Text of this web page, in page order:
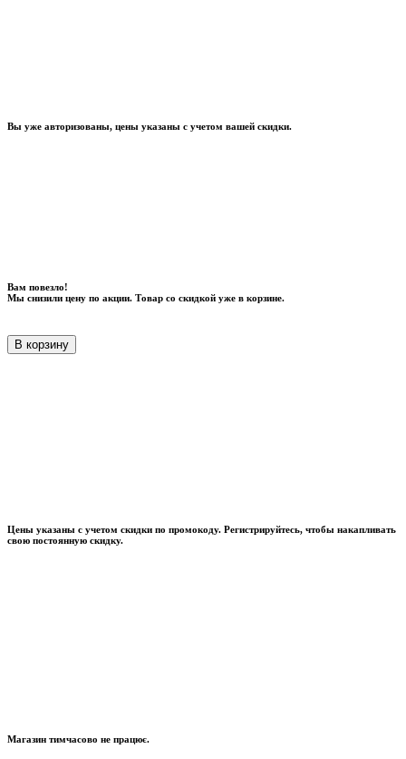
Вы уже авторизованы, цены указаны с учетом вашей скидки.
Вам повезло!
Мы снизили цену по акции. Товар со скидкой уже в корзине.
В корзину
Цены указаны с учетом скидки по промокоду. Регистрируйтесь, чтобы накапливать
свою постоянную скидку.
Магазин тимчасово не працює.